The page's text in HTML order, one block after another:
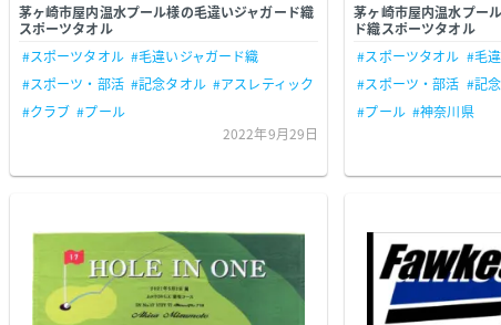
茅ヶ崎市屋内温水プール様の毛違いジャガード織
スポーツタオル
#スポーツタオル #毛違いジャガード織
#スポーツ・部活 #記念タオル #アスレティック
#クラブ #プール
2022年9月29日
茅ヶ崎市屋内温水プー
ド織スポーツタオル
#スポーツタオル #毛
#スポーツ・部活 #記
#プール #神奈川県